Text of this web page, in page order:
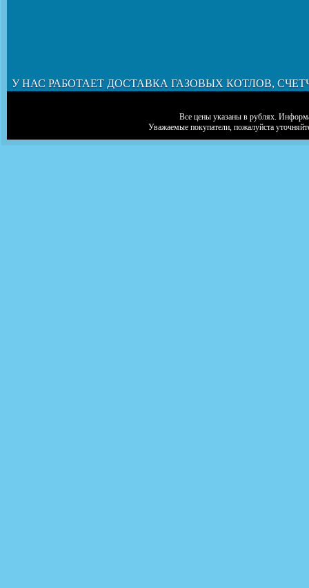
У НАС РАБОТАЕТ ДОСТАВКА ГАЗОВЫХ КОТЛОВ,
Все цены указаны в рублях.
Уважаемые покупатели, пожалуйста